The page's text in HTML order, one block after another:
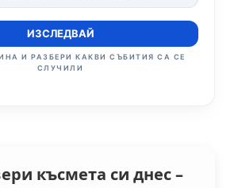
ИЗСЛЕДВАЙ
И РАЗБЕРИ КАКВИ СЪБИТИЯ СА СЕ
СЛУЧИЛИ
късмета си днес –